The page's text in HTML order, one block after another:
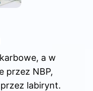
a w
przez NBP,
labirynt.